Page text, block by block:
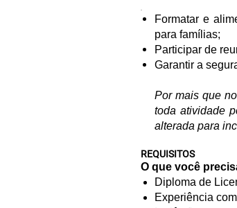
.
Formatar e
para famílias;
Participar de
Garantir a
Por mais que
toda atividade
alterada para
REQUISITOS
O que você
Diploma de
Experiência